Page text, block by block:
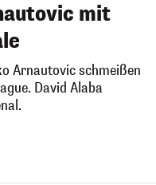
mit
Arnautovic schmeißen
David Alaba